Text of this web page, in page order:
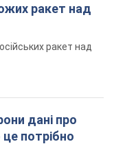
ракет над
ракет над
дані про
це потрібно